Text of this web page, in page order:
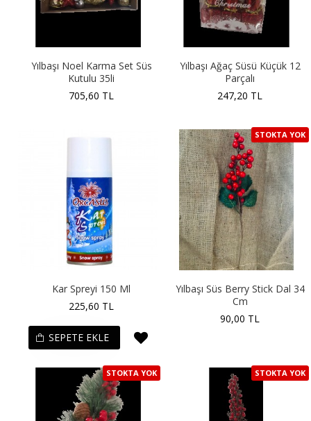
Yılbaşı Noel Karma Set Süs
Kutulu 35li
705,60 TL
Yılbaşı Ağaç Süsü Küçük 12
Parçalı
247,20 TL
Kar Spreyi 150 Ml
225,60 TL
SEPETE EKLE
STOKTA YOK
Yılbaşı Süs Berry Stick Dal 34
Cm
90,00 TL
STOKTA YOK STOKTA YOK